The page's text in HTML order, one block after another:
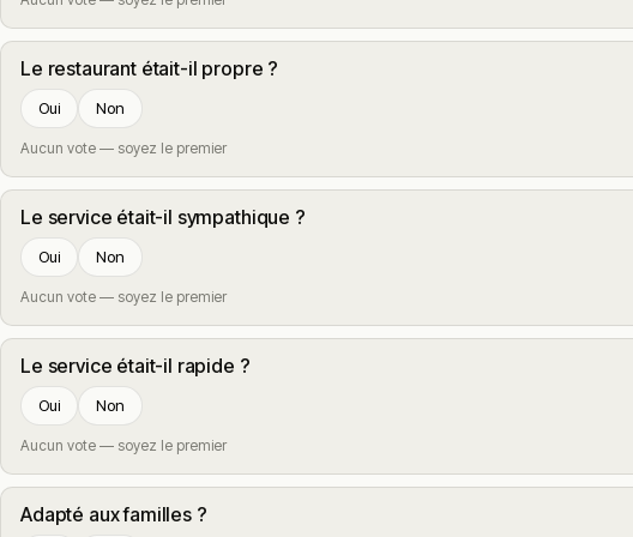
Le restaurant était-il propre ?
Oui Non
Aucun vote — soyez le premier
Le service était-il sympathique ?
Oui Non
Aucun vote — soyez le premier
Le service était-il rapide ?
Oui Non
Aucun vote — soyez le premier
Adapté aux familles ?